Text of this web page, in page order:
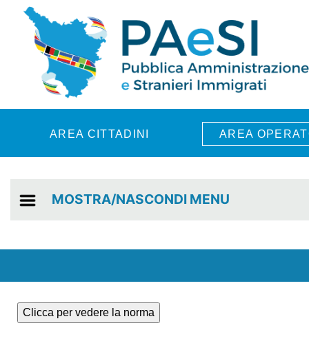
Skip to main content
AREA CITTADINI AREA
MOSTRA/NASCONDI MENU
Clicca per vedere la norma